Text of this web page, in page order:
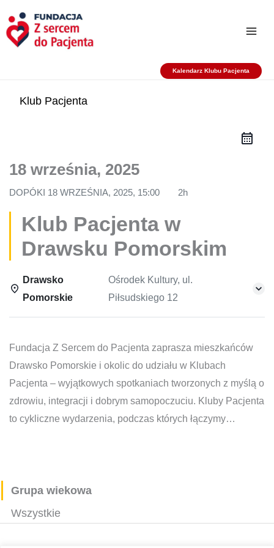
do
treści
Kalendarz Klubu Pacjenta
Klub Pacjenta
18 września, 2025
DOPÓKI 18 WRZEŚNIA, 2025, 15:00 2h
Klub Pacjenta w
Drawsku Pomorskim
Drawsko
Pomorskie
Ośrodek Kultury, ul.
Piłsudskiego 12
Fundacja Z Sercem do Pacjenta zaprasza mieszkańców
Drawsko Pomorskie i okolic do udziału w Klubach
Pacjenta – wyjątkowych spotkaniach tworzonych z myślą o
zdrowiu, integracji i dobrym samopoczuciu. Kluby Pacjenta
to cykliczne wydarzenia, podczas których łączymy
możliwość zadawania pytań, dzielenia się
doświadczeniami oraz uczestniczenia w warsztatach
tematycznych. W przyjaznej atmosferze poruszamy tematy
Grupa wiekowa
Wszystkie